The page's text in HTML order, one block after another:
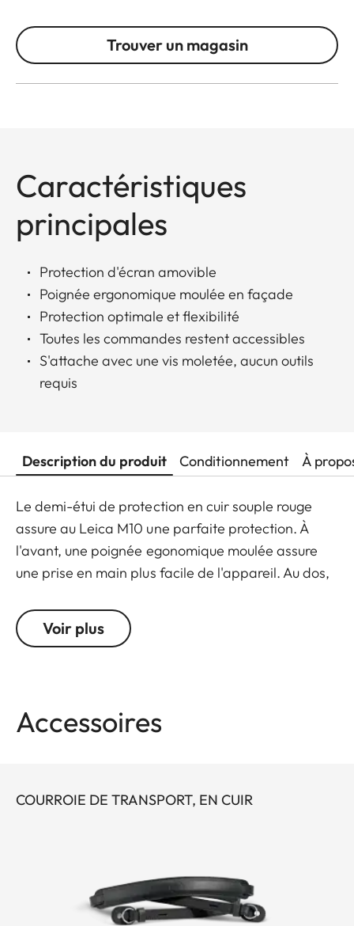
Trouver un magasin
Caractéristiques
principales
Protection d'écran amovible
Poignée ergonomique moulée en façade
Protection optimale et flexibilité
Toutes les commandes restent accessibles
S'attache avec une vis moletée, aucun outils
requis
Description du produit Conditionnement À
Le demi-étui de protection en cuir souple rouge
assure au Leica M10 une parfaite protection. À
l'avant, une poignée egonomique moulée assure
une prise en main plus facile de l'appareil. Au dos,
souplesse aux préférences des photographes. Le
demi-étui peut être fixé au boîtier par une vis
optionnels comme une courroie de transport, une
Voir plus
Accessoires
COURROIE DE TRANSPORT, EN CUIR